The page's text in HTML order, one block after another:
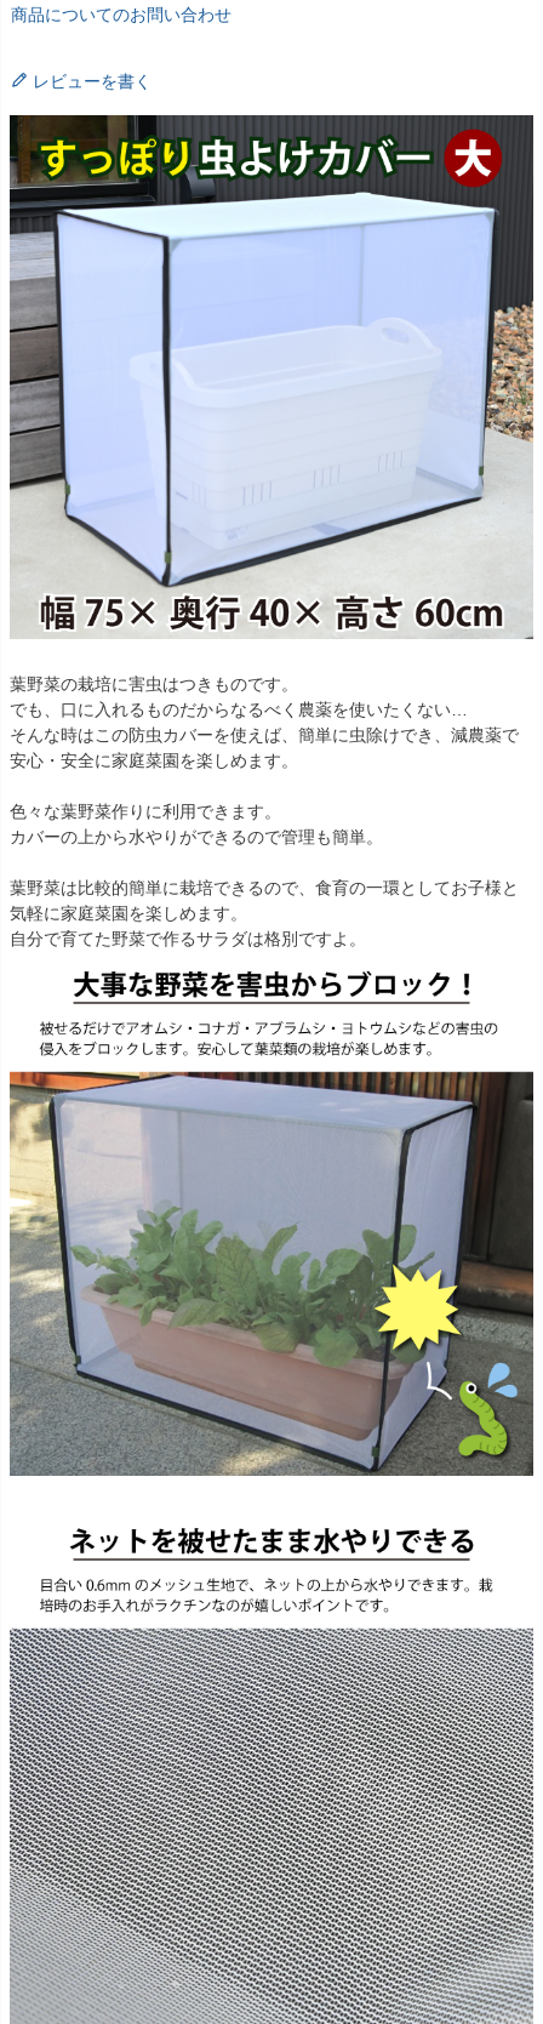
商品についてのお問い合わせ
レビューを書く
葉野菜の栽培に害虫はつきものです。
でも、口に入れるものだからなるべく農薬を使いたくない…
そんな時はこの防虫カバーを使えば、簡単に虫除けでき、減農薬で
安心・安全に家庭菜園を楽しめます。
色々な葉野菜作りに利用できます。
カバーの上から水やりができるので管理も簡単。
葉野菜は比較的簡単に栽培できるので、食育の一環としてお子様と
気軽に家庭菜園を楽しめます。
自分で育てた野菜で作るサラダは格別ですよ。